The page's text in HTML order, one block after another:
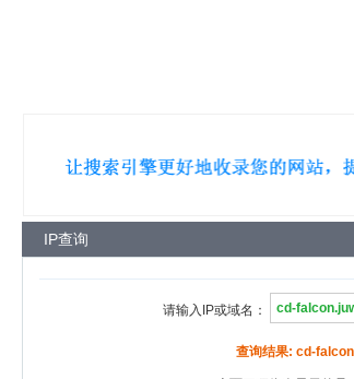
IP查询
请输入IP或域名：
查询结果: cd-